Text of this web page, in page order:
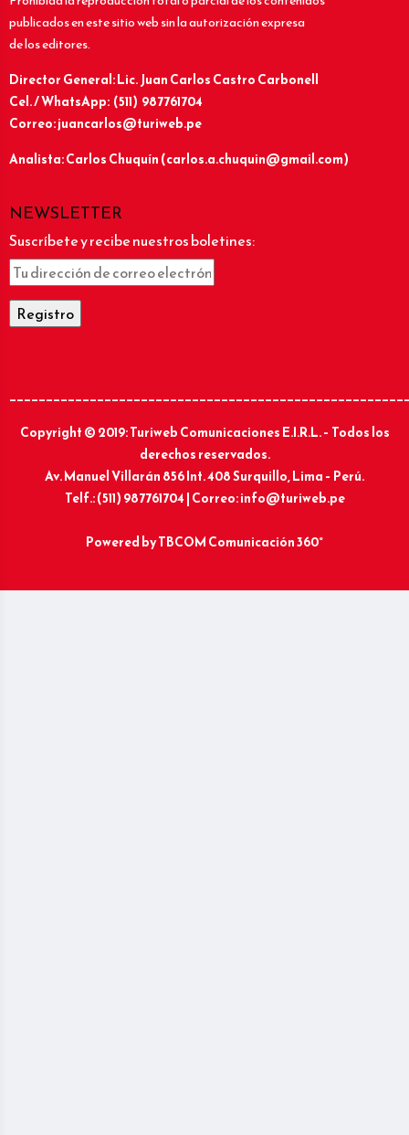
publicados en este sitio web sin la autorización expresa
de los editores.
Director General: Lic.Juan Carlos Castro Carbonell
Cel. / WhatsApp: (511) 987761704
Correo: juancarlos@turiweb.pe
Analista: Carlos Chuquín (carlos.a.chuquin@gmail.com)
NEWSLETTER
Suscríbete y recibe nuestros boletines:
Copyright © 2019: Turiweb Comunicaciones E.I.R.L. – Todos los
derechos reservados.
Av. Manuel Villarán 856 Int. 408 Surquillo, Lima – Perú.
Telf.: (511) 987761704 | Correo: info@turiweb.pe
Powered byTBCOM Comunicación 360°